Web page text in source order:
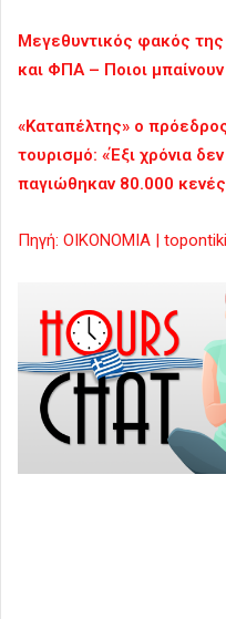
Μεγεθυντικός φακός
και ΦΠΑ – Ποιοι
«Καταπέλτης» ο
τουρισμό: «Έξι χρόνια
παγιώθηκαν 80.000
Πηγή: ΟΙΚΟΝΟΜΙΑ |